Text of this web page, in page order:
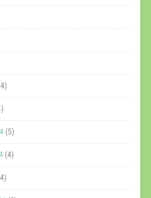
(5)
(4)